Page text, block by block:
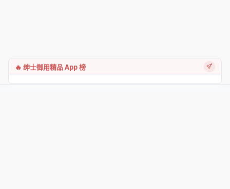
🔥 绅士御用精品 App 榜